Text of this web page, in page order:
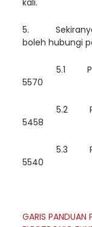
5. Sekiranya
boleh hubungi
5.1 Puan
5570
5.2 Puan
5458
5.3 Puan
5540
GARIS PANDUAN